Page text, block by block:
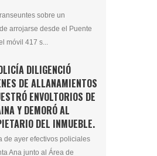
sobre un
arrojarse desde el Puente
móvil 417 s...
DILIGENCIÓ
DE ALLANAMIENTOS
ENVOLTORIOS DE
Y DEMORÓ AL
DEL INMUEBLE.
de ayer efectivos policiales
Ana junto al Área de